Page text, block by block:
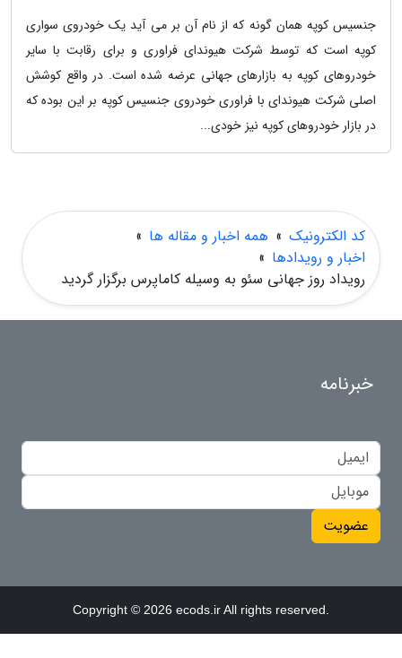
جنسیس کوپه همان گونه که از نام آن بر می آید یک خودروی سواری
کوپه است که توسط شرکت هیوندای فراوری و برای رقابت با سایر
خودروهای کوپه به بازارهای جهانی عرضه شده است. در واقع کوشش
اصلی شرکت هیوندای با فراوری خودروی جنسیس کوپه بر این بوده که
در بازار خودروهای کوپه نیز خودی...
کد الکترونیک » همه اخبار و مقاله ها »
اخبار و رویدادها »
رویداد روز جهانی سئو به وسیله کاماپرس برگزار گردید
خبرنامه
عضویت
Copyright © 2026 ecods.ir All rights reserved.